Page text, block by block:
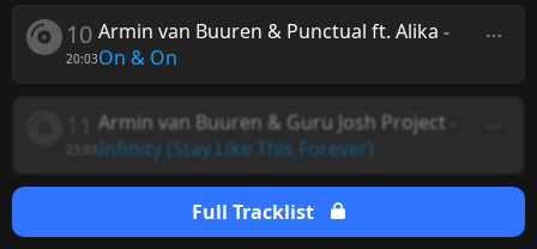
10
20:03
Armin van Buuren & Punctual ft. Alika -
On & On
Armin van Buuren & Guru Josh Project
Infinity (Stay Like This Forever)
Full Tracklist